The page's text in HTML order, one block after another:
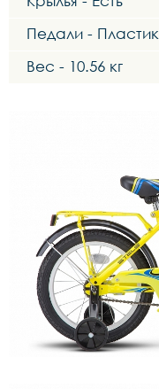
Педали - Пластик
Вес - 10.56 кг